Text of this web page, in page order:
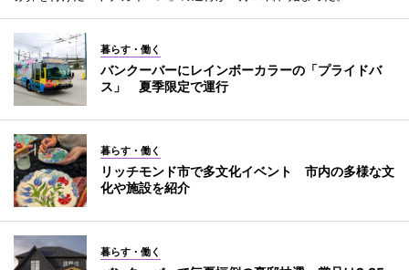
暮らす・働く
バンクーバーにレインボーカラーの「プライドバ
ス」 夏季限定で運行
暮らす・働く
リッチモンド市で多文化イベント 市内の多様な文
化や施設を紹介
暮らす・働く